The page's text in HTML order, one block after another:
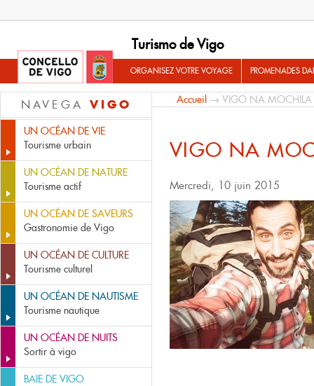
Turismo de Vigo
ORGANISEZ VOTRE VOYAGE PROMENADES
NAVEGA VIGO
UN OCÉAN DE VIE
Tourisme urbain
UN OCÉAN DE NATURE
Tourisme actif
UN OCÉAN DE SAVEURS
Gastronomie de Vigo
UN OCÉAN DE CULTURE
Tourisme culturel
UN OCÉAN DE NAUTISME
Tourisme nautique
UN OCÉAN DE NUITS
Sortir à vigo
BAIE DE VIGO
Accueil → VIGO NA MOCHILA
VIGO NA
Mercredi, 10 juin 2015